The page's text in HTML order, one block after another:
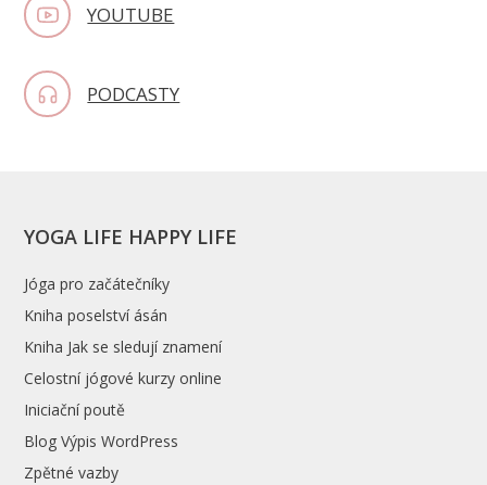
YOUTUBE
PODCASTY
YOGA LIFE HAPPY LIFE
Jóga pro začátečníky
Kniha poselství ásán
Kniha Jak se sledují znamení
Celostní jógové kurzy online
Iniciační poutě
Blog Výpis WordPress
Zpětné vazby